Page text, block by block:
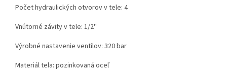
Počet hydraulických otvorov v tele: 4
Vnútorné závity v tele: 1/2''
Výrobné nastavenie ventilov: 320 bar
Materiál tela: pozinkovaná oceľ